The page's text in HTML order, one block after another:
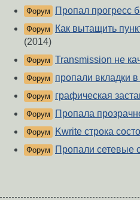
Форум Пропал прогресс
Форум
Как вытащить
(2014)
Форум Transmission не
Форум пропали вкладки
Форум графическая
Форум Пропала
Форум Kwrite строка
Форум Пропали сетевые